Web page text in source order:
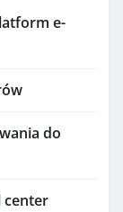
e-
do
center